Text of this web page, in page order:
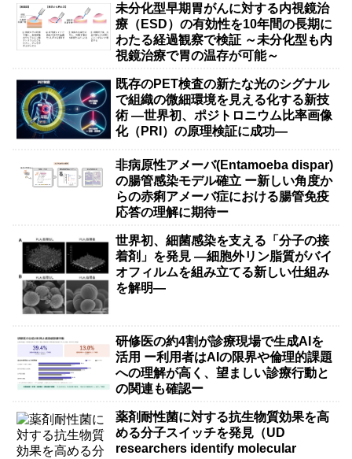
未分化型早期胃がんに対する内視鏡治
療（ESD）の有効性を10年間の長期に
わたる経過観察で検証 ～未分化型も内
視鏡治療で胃の温存が可能～
既存のPET検査の新たな光のシグナル
で組織の微細環境を見える化する新技
術 ―世界初、ポジトロニウム比率画像
化（PRI）の原理検証に成功―
非病原性アメーバ(Entamoeba dispar)
の腸管感染モデル確立 ー新しい角度か
らの赤痢アメーバ症における腸管免疫
応答の理解に期待ー
世界初、細菌感染を支える「分子の接
着剤」を発見 ―細胞外リン脂質がバイ
オフィルムを組み立てる新しい仕組み
を解明―
研修医の約4割が診療現場で生成AIを
活用 ー利用者はAIの限界や倫理的課題
への理解が高く、望ましい診療行動と
の関連も確認ー
薬剤耐性菌に対する抗生物質効果を高
める分子スイッチを発見（UD
researchers identify molecular